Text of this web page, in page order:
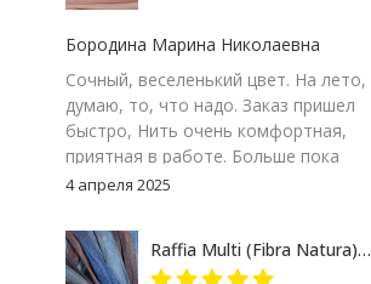
Бородина Марина Николаевна
Сочный, веселенький цвет. На лето,
думаю, то, что надо. Заказ пришел
быстро, Нить очень комфортная,
приятная в работе. Больше пока
сказать не могу – посмотрим на
пятерку и товару и продавцу за
качество сопровождения заказа!
4 апреля 2025
Raffia Multi (Fibra Natura) 117-07 сине-серый, пряжа 35г